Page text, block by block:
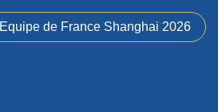
Equipe de France Shanghai 2026